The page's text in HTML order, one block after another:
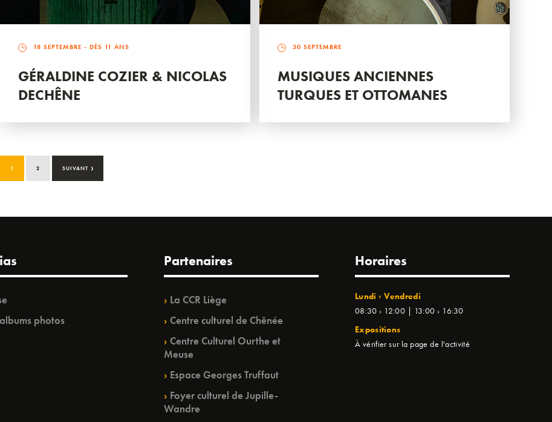
18 SEPTEMBRE - DÈS 11 ANS
GÉRALDINE COZIER & NICOLAS
DECHÊNE
30 SEPTEMBRE
MUSIQUES ANCIENNES
TURQUES ET OTTOMANES
1 2 SUIVANT ›
photos
Partenaires
La CCR Liège
Centre culturel de Chênée
Centre Culturel Ourthe et
Meuse
Espace Georges Truffaut
Foyer culturel de Jupille-
Wandre
Horaires
Lundi › Vendredi
08:30 › 12:00 | 13:00 › 16:30
Expositions
À vérifier sur la page de l'activité